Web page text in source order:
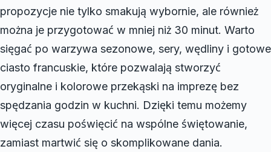
propozycje nie tylko smakują wybornie, ale również
można je przygotować w mniej niż 30 minut. Warto
sięgać po warzywa sezonowe, sery, wędliny i gotowe
ciasto francuskie, które pozwalają stworzyć
oryginalne i kolorowe przekąski na imprezę bez
spędzania godzin w kuchni. Dzięki temu możemy
więcej czasu poświęcić na wspólne świętowanie,
zamiast martwić się o skomplikowane dania.